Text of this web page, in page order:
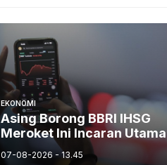
EKONOMI
Asing Borong BBRI IHSG
Meroket Ini Incaran Utama
07-08-2026 - 13.45